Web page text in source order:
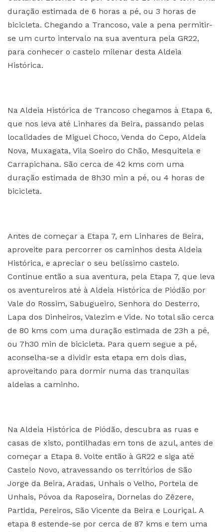
duração estimada de 6 horas a pé, ou 3 horas de
bicicleta. Chegando a Trancoso, vale a pena permitir-
se um curto intervalo na sua aventura pela GR22,
para conhecer o castelo milenar desta Aldeia
Histórica.
Na Aldeia Histórica de Trancoso chegamos à Etapa 6,
que nos leva até Linhares da Beira, passando pelas
localidades de Miguel Choco, Venda do Cepo, Aldeia
Nova, Muxagata, Vila Soeiro do Chão, Mesquitela e
Carrapichana. São cerca de 42 kms com uma
duração estimada de 8h30 min a pé, ou 4 horas de
bicicleta.
Antes de começar a Etapa 7, em Linhares de Beira,
aproveite para percorrer os caminhos desta Aldeia
Histórica, e apreciar o seu belíssimo castelo.
Continue então a sua aventura, pela Etapa 7, que leva
os aventureiros até à Aldeia Histórica de Piódão por
Vale do Rossim, Sabugueiro, Senhora do Desterro,
Lapa dos Dinheiros, Valezim e Vide. No total são cerca
de 80 kms com uma duração estimada de 23h a pé,
ou 7h30 min de bicicleta. Para quem segue a pé,
aconselha-se a dividir esta etapa em dois dias,
aproveitando para dormir numa das tranquilas
aldeias a caminho.
Na Aldeia Histórica de Piódão, descubra as ruas e
casas de xisto, pontilhadas em tons de azul, antes de
começar a Etapa 8. Volte então à GR22 e siga até
Castelo Novo, atravessando os territórios de São
Jorge da Beira, Aradas, Unhais o Velho, Portela de
Unhais, Póvoa da Raposeira, Dornelas do Zêzere,
Partida, Pereiros, São Vicente da Beira e Louriçal. A
etapa 8 estende-se por cerca de 87 kms e tem uma